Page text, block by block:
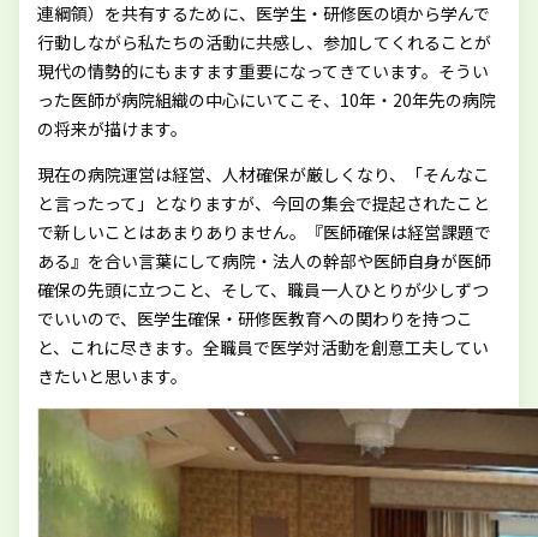
連綱領）を共有するために、医学生・研修医の頃から学んで
行動しながら私たちの活動に共感し、参加してくれることが
現代の情勢的にもますます重要になってきています。そうい
った医師が病院組織の中心にいてこそ、10年・20年先の病院
の将来が描けます。
現在の病院運営は経営、人材確保が厳しくなり、「そんなこ
と言ったって」となりますが、今回の集会で提起されたこと
で新しいことはあまりありません。『医師確保は経営課題で
ある』を合い言葉にして病院・法人の幹部や医師自身が医師
確保の先頭に立つこと、そして、職員一人ひとりが少しずつ
でいいので、医学生確保・研修医教育への関わりを持つこ
と、これに尽きます。全職員で医学対活動を創意工夫してい
きたいと思います。